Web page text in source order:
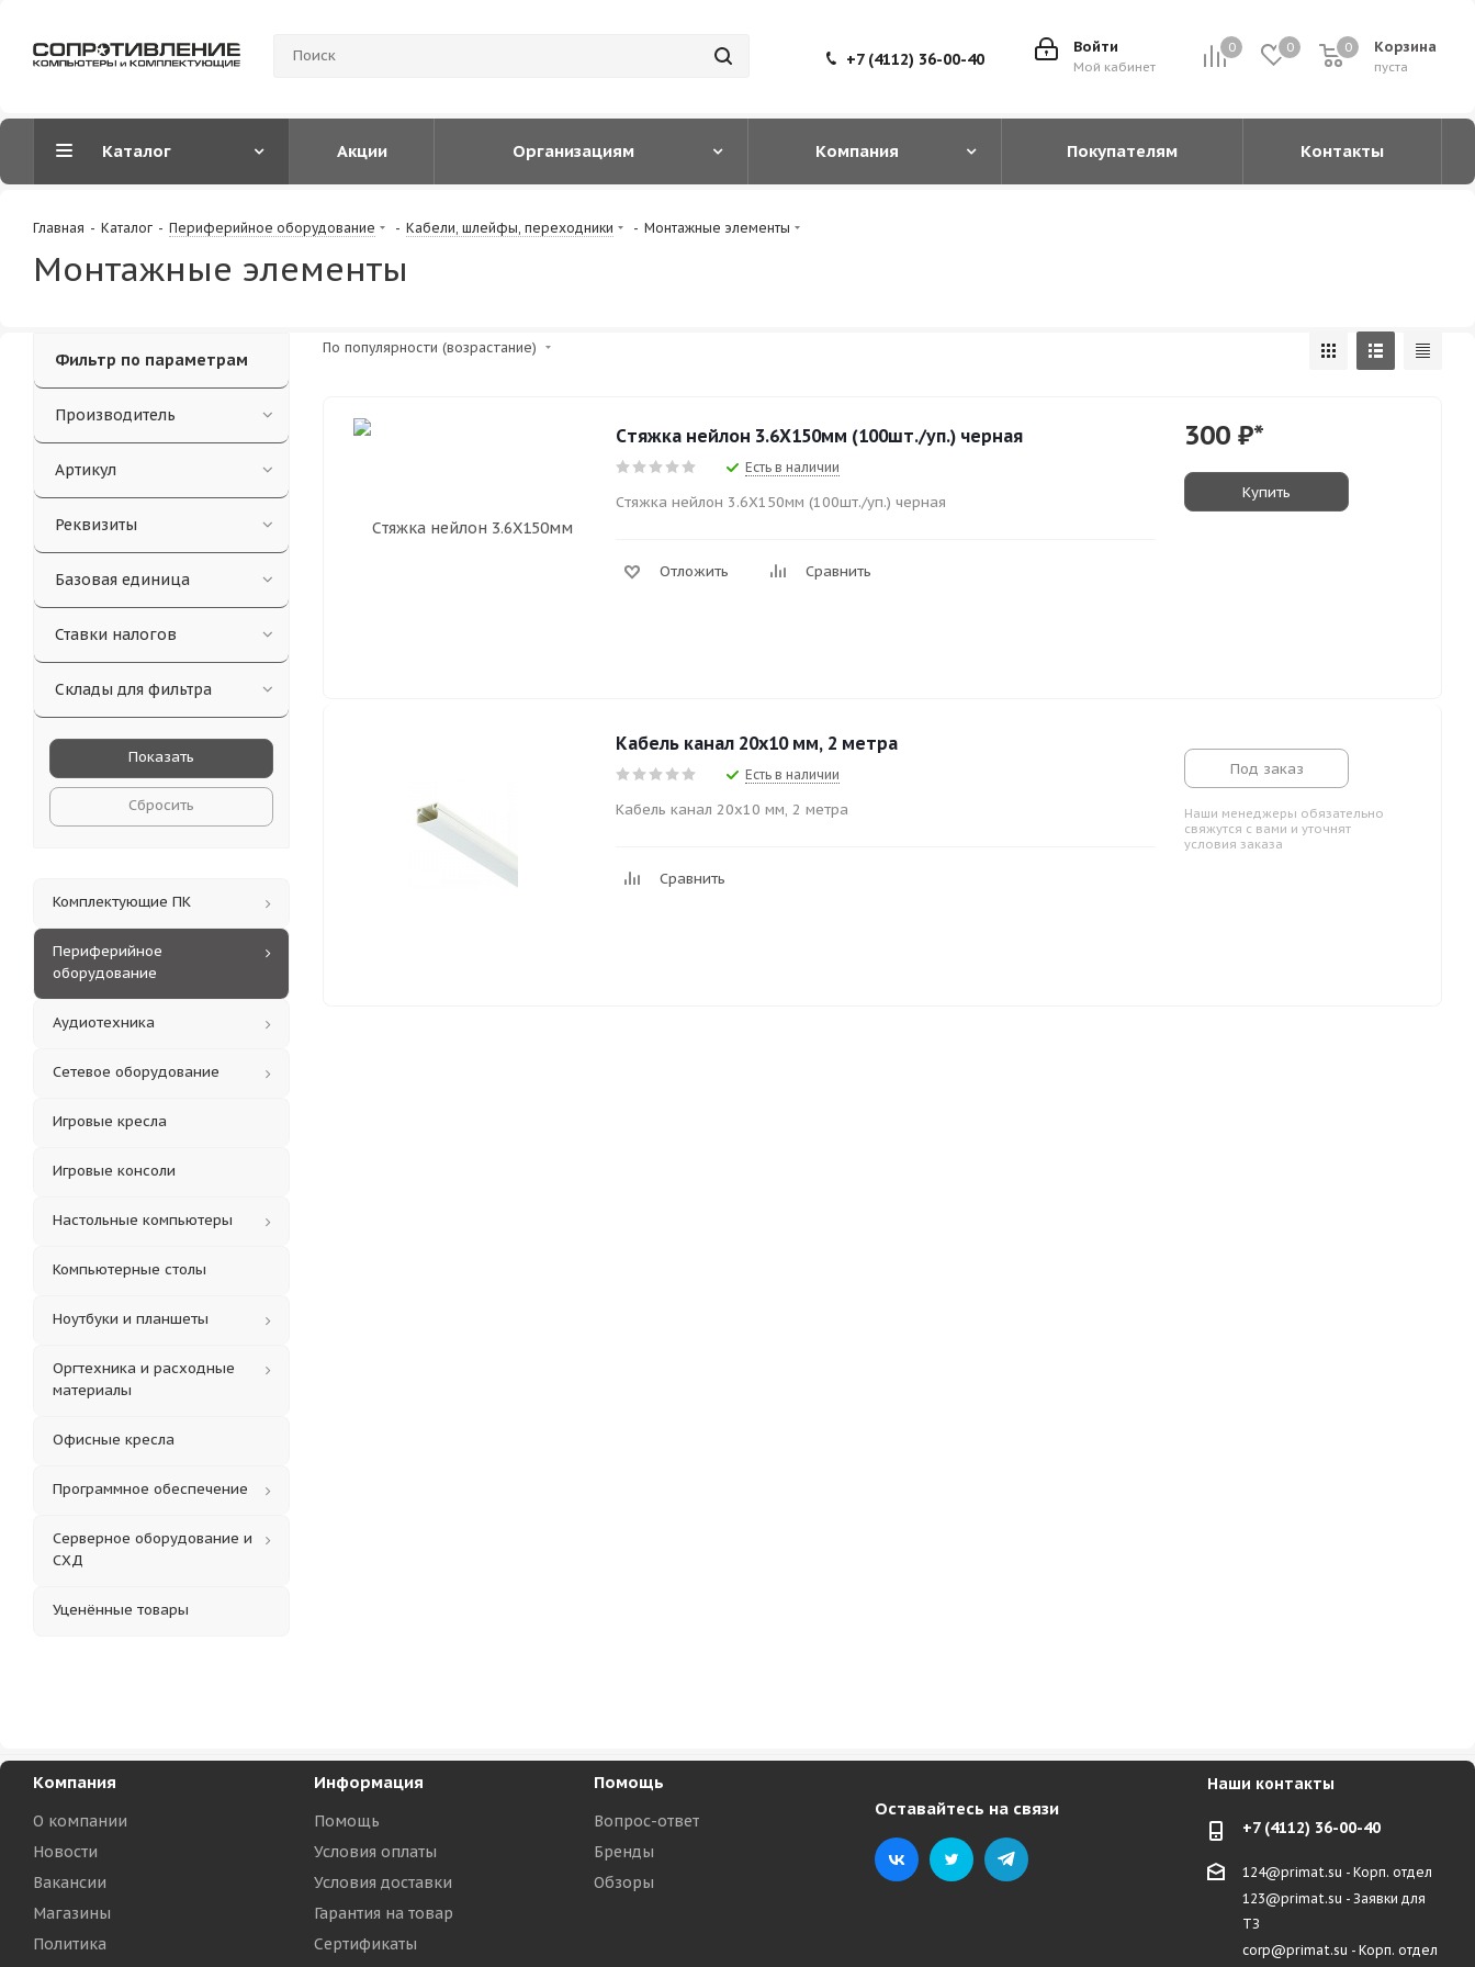
0 0 Корзина
0
пуста
0
Войти
Мой кабинет
+7 (4112) 36-00-40
Каталог Акции Организациям Компания Покупателям Контакты
Главная - Каталог - Периферийное оборудование - Кабели, шлейфы, переходники - Монтажные элементы
Монтажные элементы
По популярности (возрастание)
Cтяжка нейлон 3.6X150мм (100шт./уп.) черная
Есть в наличии
Cтяжка нейлон 3.6X150мм (100шт./уп.) черная
Отложить Сравнить
300 ₽*
Купить
Кабель канал 20x10 мм, 2 метра
Есть в наличии
Кабель канал 20x10 мм, 2 метра
Сравнить
Под заказ
Наши менеджеры обязательно
свяжутся с вами и уточнят
условия заказа
Фильтр по параметрам
Производитель
Артикул
Реквизиты
Базовая единица
Ставки налогов
Склады для фильтра
Сбросить
Комплектующие ПК
Периферийное
оборудование
Аудиотехника
Сетевое оборудование
Игровые кресла
Игровые консоли
Настольные компьютеры
Компьютерные столы
Ноутбуки и планшеты
Оргтехника и расходные
материалы
Офисные кресла
Программное обеспечение
Серверное оборудование и
СХД
Уценённые товары
Компания
О компании
Новости
Вакансии
Магазины
Политика
Информация
Помощь
Условия оплаты
Условия доставки
Гарантия на товар
Сертификаты
Помощь
Вопрос-ответ
Бренды
Обзоры
Оставайтесь на связи
Наши контакты
+7 (4112) 36-00-40
124@primat.su - Корп. отдел
123@primat.su - Заявки для
ТЗ
corp@primat.su - Корп. отдел